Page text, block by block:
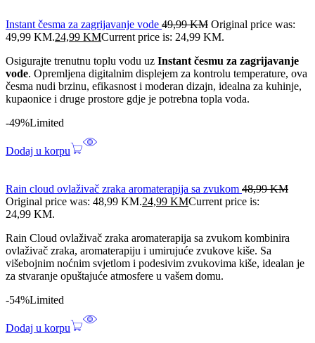
Instant česma za zagrijavanje vode 49,99KM Original price was:
49,99 KM.24,99 KMCurrent price is: 24,99 KM.
Osigurajte trenutnu toplu vodu uz Instant česmu za zagrijavanje
vode. Opremljena digitalnim displejem za kontrolu temperature, ova
česma nudi brzinu, efikasnost i moderan dizajn, idealna za kuhinje,
kupaonice i druge prostore gdje je potrebna topla voda.
-49%Limited
Dodaj u korpu
Rain cloud ovlaživač zraka aromaterapija sa zvukom 48,99KM
Original price was: 48,99 KM.24,99 KMCurrent price is:
24,99 KM.
Rain Cloud ovlaživač zraka aromaterapija sa zvukom kombinira
ovlaživač zraka, aromaterapiju i umirujuće zvukove kiše. Sa
višebojnim noćnim svjetlom i podesivim zvukovima kiše, idealan je
za stvaranje opuštajuće atmosfere u vašem domu.
-54%Limited
Dodaj u korpu